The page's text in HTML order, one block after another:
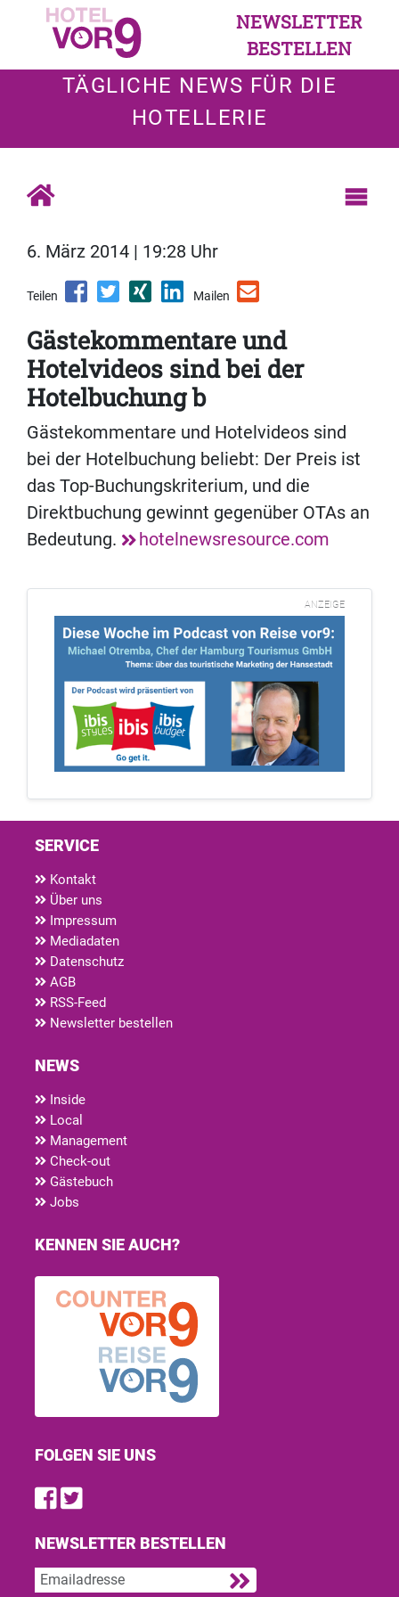
NEWSLETTER
BESTELLEN
TÄGLICHE NEWS FÜR DIE
HOTELLERIE
6. März 2014 | 19:28 Uhr
Teilen Mailen
Gästekommentare und
Hotelvideos sind bei der
Hotelbuchung b
Gästekommentare und Hotelvideos sind
bei der Hotelbuchung beliebt: Der Preis ist
das Top-Buchungskriterium, und die
Direktbuchung gewinnt gegenüber OTAs an
Bedeutung.
hotelnewsresource.com
ANZEIGE
SERVICE
Kontakt
Über uns
Impressum
Mediadaten
Datenschutz
AGB
RSS-Feed
Newsletter bestellen
NEWS
Inside
Local
Management
Check-out
Gästebuch
Jobs
KENNEN SIE AUCH?
FOLGEN SIE UNS
Find us on Facebook
Follow us on Twitter
NEWSLETTER BESTELLEN